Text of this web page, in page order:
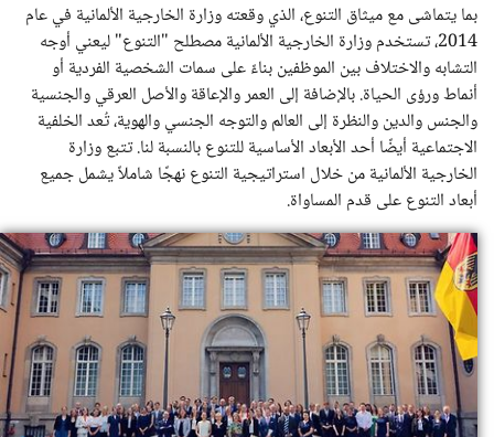
بما يتماشى مع ميثاق التنوع، الذي وقعته وزارة الخارجية الألمانية في عام
2014، تستخدم وزارة الخارجية الألمانية مصطلح "التنوع" ليعني أوجه
التشابه والاختلاف بين الموظفين بناءً على سمات الشخصية الفردية أو
أنماط ورؤى الحياة. بالإضافة إلى العمر والإعاقة والأصل العرقي والجنسية
والجنس والدين والنظرة إلى العالم والتوجه الجنسي والهوية، تُعد الخلفية
الاجتماعية أيضًا أحد الأبعاد الأساسية للتنوع بالنسبة لنا. تتبع وزارة
الخارجية الألمانية من خلال استراتيجية التنوع نهجًا شاملاً يشمل جميع
أبعاد التنوع على قدم المساواة.